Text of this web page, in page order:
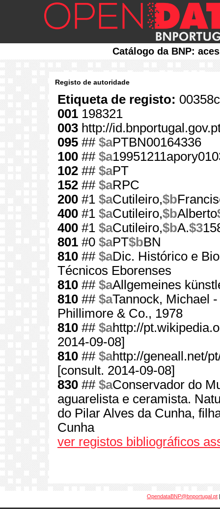
Catálogo da BNP:
Registo de autoridade
Etiqueta de registo:
001 198321
003 http://
095 ## $aPTBN00164336
100 ## $a
102 ## $aPT
152 ## $aRPC
200 #1 $aCutileiro,$b
400 #1 $aCutileiro,$bAlberto
400 #1 $aCutileiro,$bA.$3
801 #0 $aPT$bBN
810 ## $aDic. Histórico e
Técnicos Eborenses
810 ## $aAllgemeines
810 ## $aTannock, Michael
Phillimore & Co., 1978
810 ## $ahttp://
2014-09-08]
810 ## $ahttp://geneall.net/
[consult. 2014-09-08]
830 ## $aConservador do
aguarelista e ceramista.
do Pilar Alves da Cunha,
Cunha
ver registos bibliográficos
OpendataBNP@bnportugal.pt